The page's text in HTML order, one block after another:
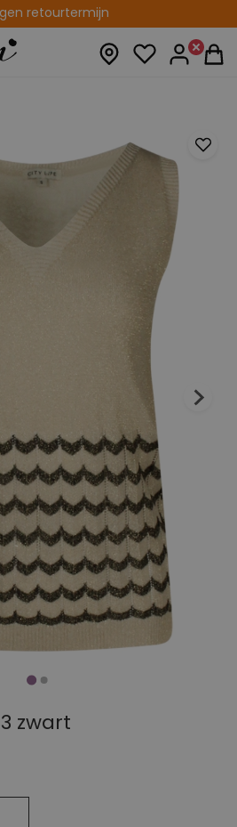
retourtermijn
2-5 werkdagen
zwart